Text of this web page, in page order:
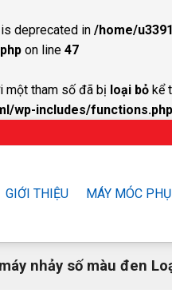
deprecated in /home/
on line 47
một tham số đã bị loại bỏ kể
wp-includes/functions.php
GIỚI THIỆU MÁY MÓC
nhảy số màu đen